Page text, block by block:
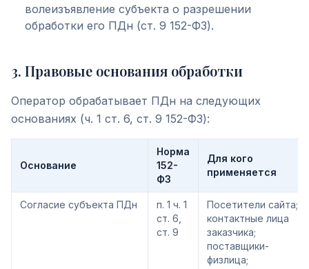
волеизъявление субъекта о разрешении
обработки его ПДн (ст. 9 152-ФЗ).
3. Правовые основания обработки
Оператор обрабатывает ПДн на следующих
основаниях (ч. 1 ст. 6, ст. 9 152-ФЗ):
Основание
Норма
152-
ФЗ
Для кого
применяется
Согласие субъекта ПДн
п. 1 ч. 1
ст. 6,
ст. 9
Посетители сайта;
контактные лица
заказчика;
поставщики-
физлица;